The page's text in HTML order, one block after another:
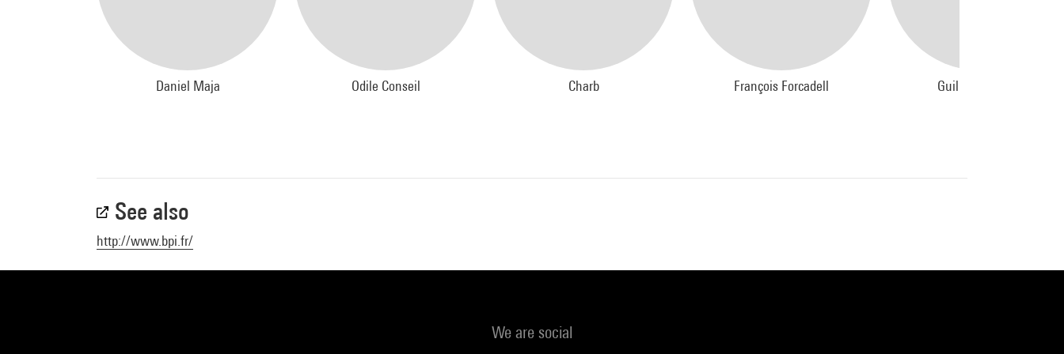
Entretien avec Charb, dessinateur et journaliste, rédacteur en chef adjoint de
Charlie Hebdo.
à Lyon
Daniel Maja Odile Conseil Charb François Forcadell Guillaume Doizy
See also
http://www.bpi.fr/
We are social